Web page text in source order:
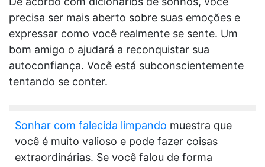
precisa ser mais aberto sobre suas emoções e
expressar como você realmente se sente. Um
bom amigo o ajudará a reconquistar sua
autoconfiança. Você está subconscientemente
tentando se conter.
Sonhar com falecida limpando muestra que
você é muito valioso e pode fazer coisas
extraordinárias. Se você falou de forma